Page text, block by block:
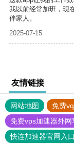
我以前经常加班，现
伴家人。
2025-07-15
友情链接
网站地图 免费
免费vps加速器外网
快连加速器官网入口